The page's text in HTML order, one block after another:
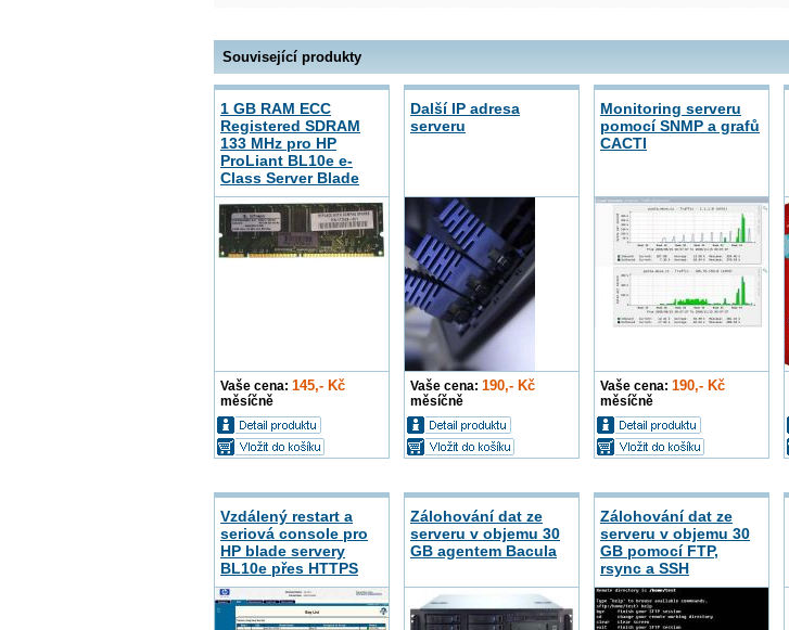
Související produkty
1 GB RAM ECC
Registered SDRAM
133 MHz pro HP
ProLiant BL10e e-
Class Server Blade
Další IP adresa
serveru
Monitoring serveru
pomocí SNMP a grafů
CACTI
Vaše cena: 145,- Kč
měsíčně
Vaše cena: 190,- Kč
měsíčně
Vaše cena: 190,- Kč
měsíčně
Vzdálený restart a
seriová console pro
HP blade servery
BL10e přes HTTPS
Zálohování dat ze
serveru v objemu 30
GB agentem Bacula
Zálohování dat ze
serveru v objemu 30
GB pomocí FTP,
rsync a SSH